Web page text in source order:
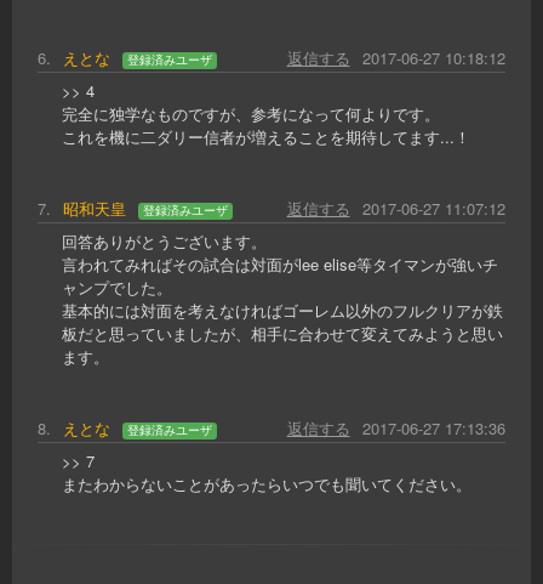
6. えとな 登録済みユーザ 2017-06-27 10:18:12
返信する
>> 4
完全に独学なものですが、参考になって何よりです。
これを機に二ダリー信者が増えることを期待してます...！
7. 昭和天皇 登録済みユーザ 2017-06-27 11:07:12
返信する
回答ありがとうございます。
言われてみればその試合は対面がlee elise等タイマンが強いチ
ャンプでした。
基本的には対面を考えなければゴーレム以外のフルクリアが鉄
板だと思っていましたが、相手に合わせて変えてみようと思い
ます。
8. えとな 登録済みユーザ 2017-06-27 17:13:36
返信する
>> 7
またわからないことがあったらいつでも聞いてください。